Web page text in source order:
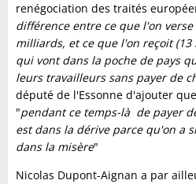
renégociation des traités
différence entre ce que l'on
milliards, et ce que l'on reçoit
qui vont dans la poche de pays
leurs travailleurs sans payer de
député de l'Essonne d'ajouter
"pendant ce temps-là de payer
est dans la dérive parce qu'on a
dans la misère"
Nicolas Dupont-Aignan a par